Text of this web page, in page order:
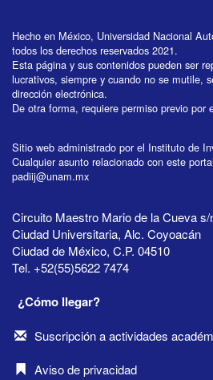
Hecho en México, Universidad Nacional
todos los derechos reservados 2021.
Esta página y sus contenidos pueden ser
lucrativos, siempre y cuando no se mutile,
dirección electrónica.
De otra forma, requiere permiso previo por
Sitio web administrado por el Instituto de
Cualquier asunto relacionado con este
padiij@unam.mx
Circuito Maestro Mario de la Cueva s/
Ciudad Universitaria, Alc. Coyoacán
Ciudad de México, C.P. 04510
Tel. +52(55)5622 7474
¿Cómo llegar?
Suscripción a actividades
Aviso de privacidad